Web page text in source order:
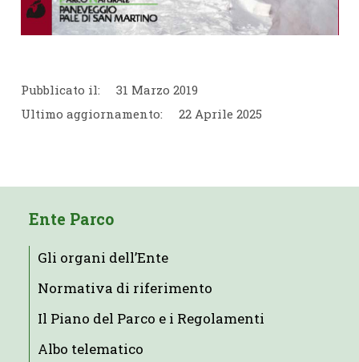
Pubblicato il:
31 Marzo 2019
Ultimo aggiornamento:
22 Aprile 2025
Ente Parco
Gli organi dell’Ente
Normativa di riferimento
Il Piano del Parco e i Regolamenti
Albo telematico